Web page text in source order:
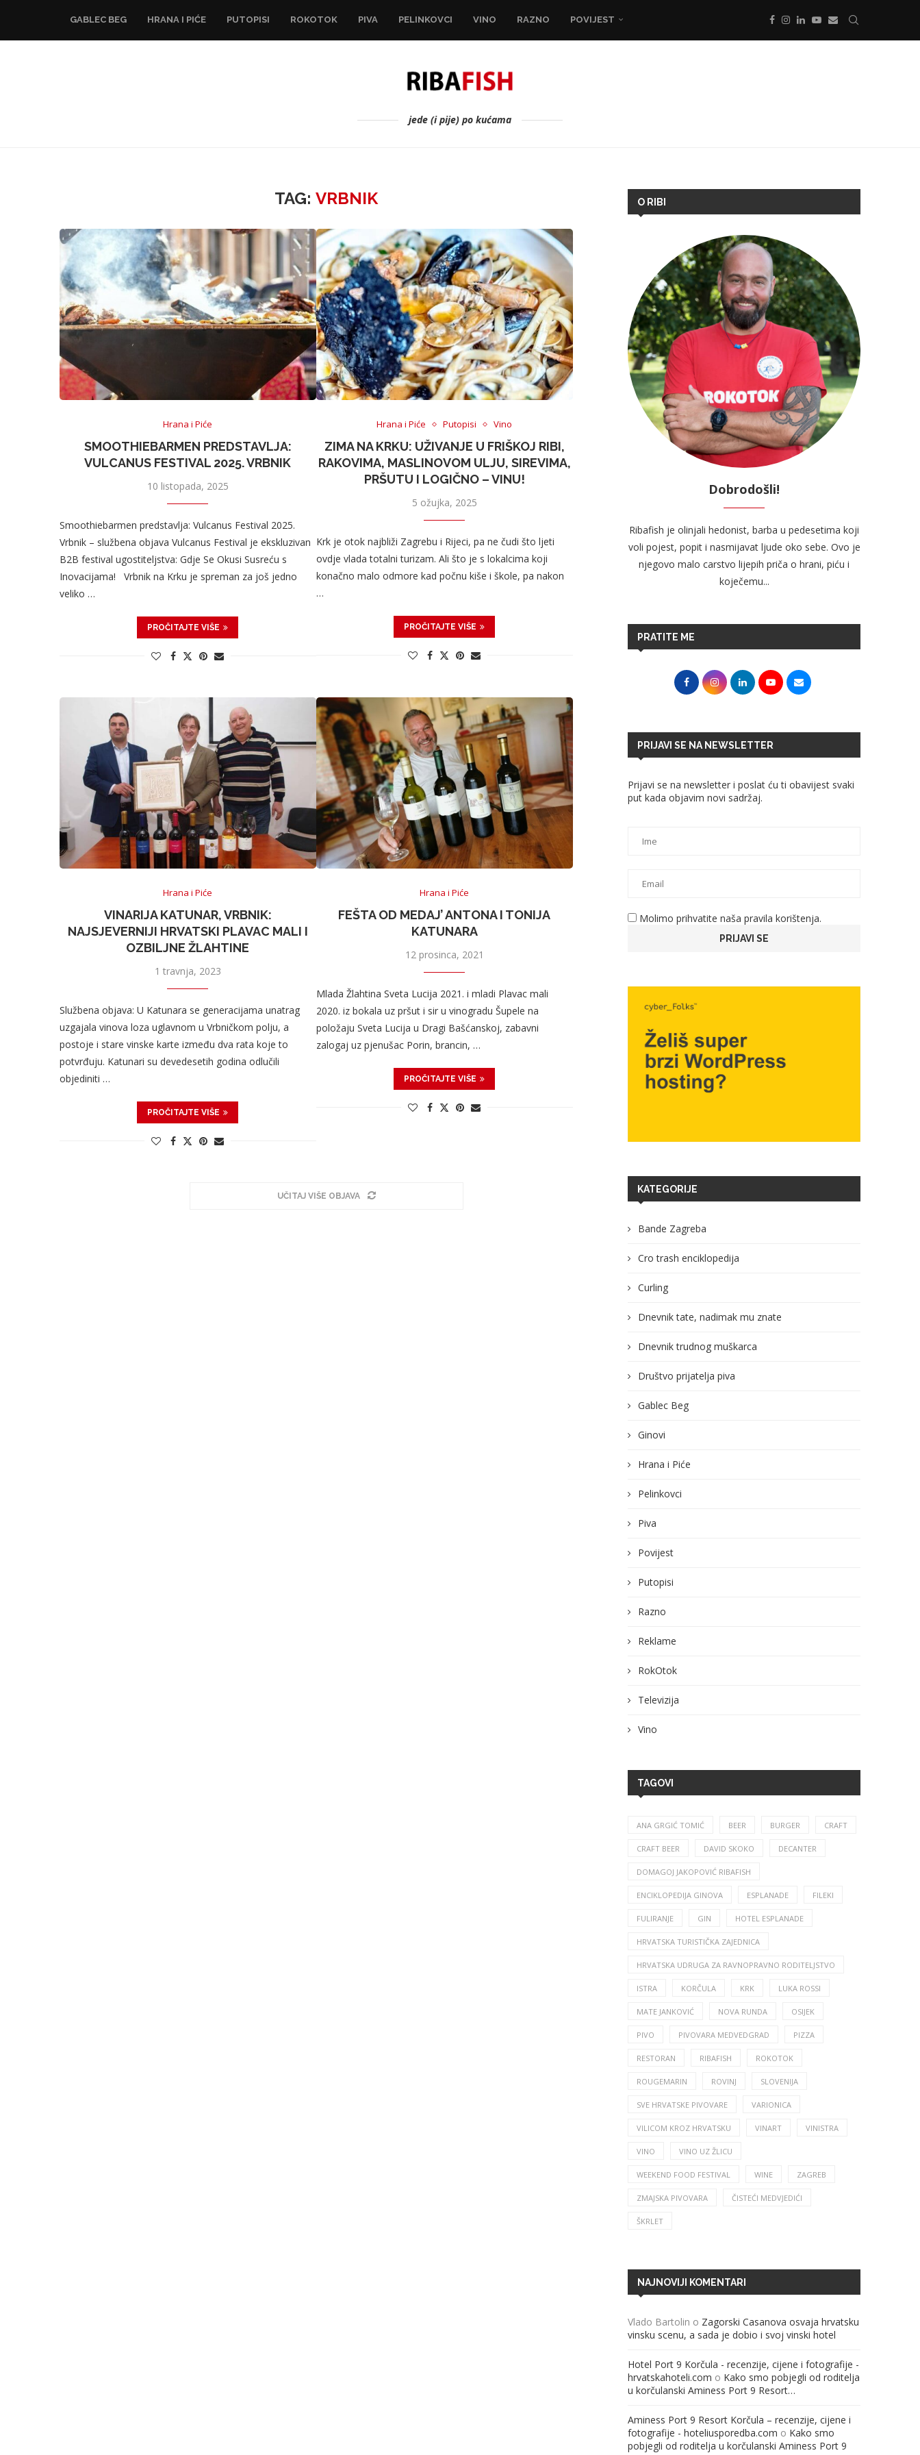
GABLEC BEG HRANA I PIĆE PUTOPISI ROKOTOK PIVA PELINKOVCI VINO RAZNO POVIJEST
jede (i pije) po kućama
TAG:VRBNIK
Hrana i Piće
SMOOTHIEBARMEN PREDSTAVLJA:
VULCANUS FESTIVAL 2025. VRBNIK
10 listopada, 2025
Smoothiebarmen predstavlja: Vulcanus Festival 2025.
Vrbnik – službena objava Vulcanus Festival je ekskluzivan
B2B festival ugostiteljstva: Gdje Se Okusi Susreću s
Inovacijama! Vrbnik na Krku je spreman za još jedno
veliko …
PROČITAJTE VIŠE
Hrana i Piće Putopisi Vino
ZIMA NA KRKU: UŽIVANJE U FRIŠKOJ RIBI,
RAKOVIMA, MASLINOVOM ULJU, SIREVIMA,
PRŠUTU I LOGIČNO – VINU!
5 ožujka, 2025
Krk je otok najbliži Zagrebu i Rijeci, pa ne čudi što ljeti
ovdje vlada totalni turizam. Ali što je s lokalcima koji
konačno malo odmore kad počnu kiše i škole, pa nakon
…
PROČITAJTE VIŠE
Hrana i Piće
VINARIJA KATUNAR, VRBNIK:
NAJSJEVERNIJI HRVATSKI PLAVAC MALI I
OZBILJNE ŽLAHTINE
1 travnja, 2023
Službena objava: U Katunara se generacijama unatrag
uzgajala vinova loza uglavnom u Vrbničkom polju, a
postoje i stare vinske karte između dva rata koje to
potvrđuju. Katunari su devedesetih godina odlučili
objediniti …
PROČITAJTE VIŠE
Hrana i Piće
FEŠTA OD MEDAJ’ ANTONA I TONIJA
KATUNARA
12 prosinca, 2021
Mlada Žlahtina Sveta Lucija 2021. i mladi Plavac mali
2020. iz bokala uz pršut i sir u vinogradu Šupele na
položaju Sveta Lucija u Dragi Bašćanskoj, zabavni
zalogaj uz pjenušac Porin, brancin, …
PROČITAJTE VIŠE
UČITAJ VIŠE OBJAVA
O RIBI
Dobrodošli!
Ribafish je olinjali hedonist, barba u pedesetima koji
voli pojest, popit i nasmijavat ljude oko sebe. Ovo je
njegovo malo carstvo lijepih priča o hrani, piću i
koječemu...
PRATITE ME
PRIJAVI SE NA NEWSLETTER
Prijavi se na newsletter i poslat ću ti obavijest svaki
put kada objavim novi sadržaj.
Molimo prihvatite naša pravila korištenja.
KATEGORIJE
Bande Zagreba
Cro trash enciklopedija
Curling
Dnevnik tate, nadimak mu znate
Dnevnik trudnog muškarca
Društvo prijatelja piva
Gablec Beg
Ginovi
Hrana i Piće
Pelinkovci
Piva
Povijest
Putopisi
Razno
Reklame
RokOtok
Televizija
Vino
TAGOVI
ANA GRGIĆ TOMIĆ BEER BURGER CRAFT
CRAFT BEER DAVID SKOKO DECANTER
DOMAGOJ JAKOPOVIĆ RIBAFISH
ENCIKLOPEDIJA GINOVA ESPLANADE FILEKI
FULIRANJE GIN HOTEL ESPLANADE
HRVATSKA TURISTIČKA ZAJEDNICA
HRVATSKA UDRUGA ZA RAVNOPRAVNO RODITELJSTVO
ISTRA KORČULA KRK LUKA ROSSI
MATE JANKOVIĆ NOVA RUNDA OSIJEK
PIVO PIVOVARA MEDVEDGRAD PIZZA
RESTORAN RIBAFISH ROKOTOK
ROUGEMARIN ROVINJ SLOVENIJA
SVE HRVATSKE PIVOVARE VARIONICA
VILICOM KROZ HRVATSKU VINART VINISTRA
VINO VINO UZ ŽLICU
WEEKEND FOOD FESTIVAL WINE ZAGREB
ZMAJSKA PIVOVARA ČISTEĆI MEDVJEDIĆI
ŠKRLET
NAJNOVIJI KOMENTARI
Vlado Bartolin o Zagorski Casanova osvaja hrvatsku
vinsku scenu, a sada je dobio i svoj vinski hotel
Hotel Port 9 Korčula - recenzije, cijene i fotografije -
hrvatskahoteli.com o Kako smo pobjegli od roditelja
u korčulanski Aminess Port 9 Resort…
Aminess Port 9 Resort Korčula – recenzije, cijene i
fotografije - hoteliusporedba.com o Kako smo
pobjegli od roditelja u korčulanski Aminess Port 9